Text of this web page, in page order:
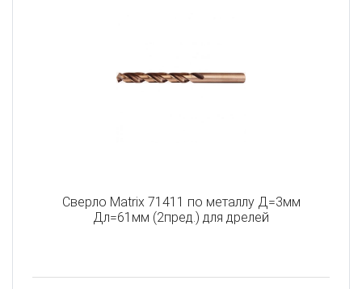
Сверло Matrix 71411 по металлу Д=3мм
Дл=61мм (2пред.) для дрелей